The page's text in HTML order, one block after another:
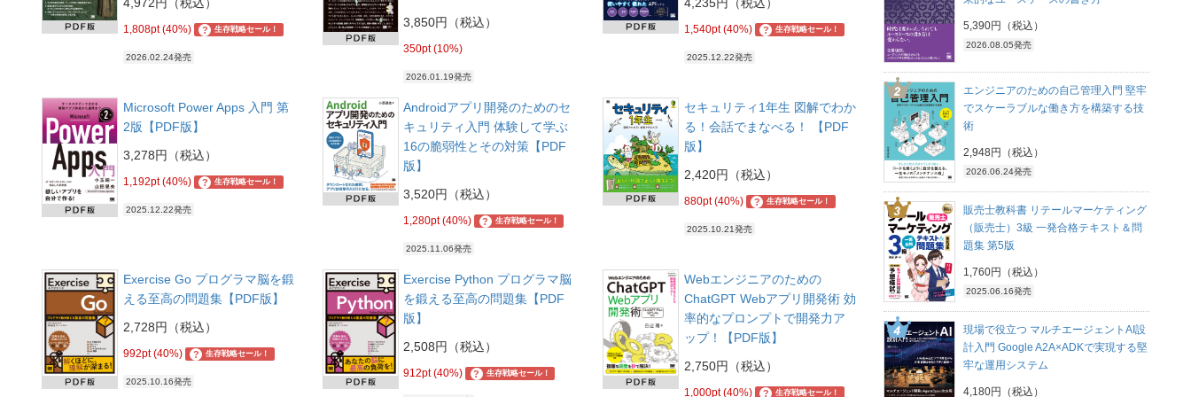
1,808pt (40%) ? 生存戦略セール！
2026.02.24発売
3,850円（税込）
350pt (10%)
2026.01.19発売
1,540pt (40%) ? 生存戦略セール！
2025.12.22発売
Microsoft Power Apps 入門 第
2版【PDF版】
3,278円（税込）
1,192pt (40%) ? 生存戦略セール！
2025.12.22発売
Androidアプリ開発のためのセ
キュリティ入門 体験して学ぶ
16の脆弱性とその対策【PDF
版】
3,520円（税込）
1,280pt (40%) ? 生存戦略セール！
2025.11.06発売
セキュリティ1年生 図解でわか
る！会話でまなべる！ 【PDF
版】
2,420円（税込）
880pt (40%) ? 生存戦略セール！
2025.10.21発売
Exercise Go プログラマ脳を鍛
える至高の問題集【PDF版】
2,728円（税込）
992pt (40%) ? 生存戦略セール！
2025.10.16発売
Exercise Python プログラマ脳
を鍛える至高の問題集【PDF
版】
2,508円（税込）
912pt (40%) ? 生存戦略セール！
Webエンジニアのための
ChatGPT Webアプリ開発術 効
率的なプロンプトで開発力ア
ップ！【PDF版】
2,750円（税込）
1,000pt (40%) ? 生存戦略セール！
5,390円（税込）
2026.08.05発売
エンジニアのための自己管理入門 堅牢
でスケーラブルな働き方を構築する技
術
2,948円（税込）
2026.06.24発売
販売士教科書 リテールマーケティング
（販売士）3級 一発合格テキスト＆問
題集 第5版
1,760円（税込）
2025.06.16発売
現場で役立つ マルチエージェントAI設
計入門 Google A2A×ADKで実現する堅
牢な運用システム
4,180円（税込）